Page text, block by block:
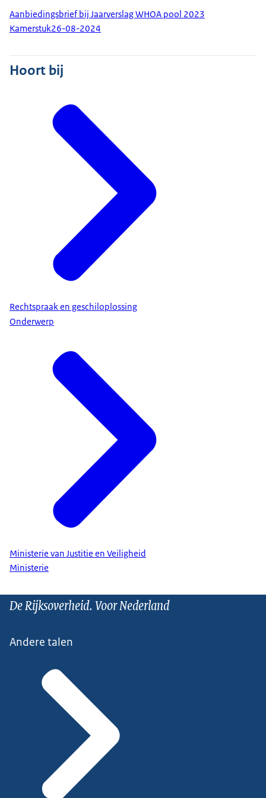
Aanbiedingsbrief bij Jaarverslag WHOA pool 2023
Kamerstuk26-08-2024
Hoort bij
Rechtspraak en geschiloplossing
Onderwerp
Ministerie van Justitie en Veiligheid
Ministerie
De Rijksoverheid. Voor Nederland
Andere talen